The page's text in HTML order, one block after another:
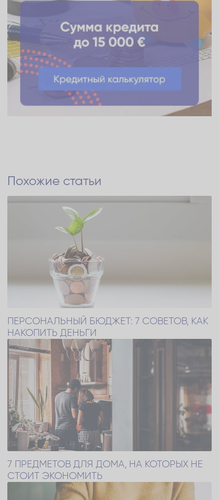
Похожие статьи
ПЕРСОНАЛЬНЫЙ БЮДЖЕТ: 7 СОВЕТОВ, КАК
НАКОПИТЬ ДЕНЬГИ
7 ПРЕДМЕТОВ ДЛЯ ДОМА, НА КОТОРЫХ НЕ
СТОИТ ЭКОНОМИТЬ